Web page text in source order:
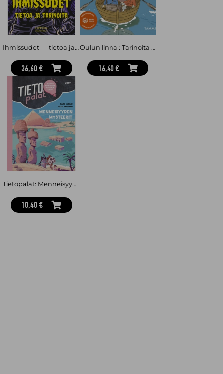
Ihmissudet — tietoa ja tarinoita (selkokirja)
36,60 €
Oulun linna : Tarinoita pohjoisen kaupungista
16,40 €
Tietopalat: Menneisyyden mysteerit
10,40 €